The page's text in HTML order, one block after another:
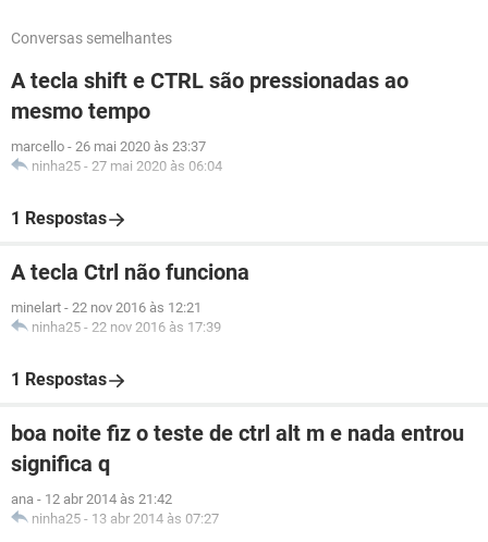
Conversas semelhantes
A tecla shift e CTRL são pressionadas ao
mesmo tempo
marcello - 26 mai 2020 às 23:37
ninha25 - 27 mai 2020 às 06:04
1 Respostas
A tecla Ctrl não funciona
minelart - 22 nov 2016 às 12:21
ninha25 - 22 nov 2016 às 17:39
1 Respostas
boa noite fiz o teste de ctrl alt m e nada entrou
significa q
ana - 12 abr 2014 às 21:42
ninha25 - 13 abr 2014 às 07:27